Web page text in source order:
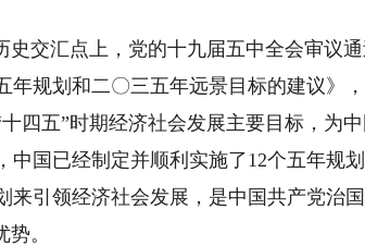
交汇点上，党的十九届五中全会审议通
年规划和二〇三五年远景目标的建议》
四五”时期经济社会发展主要目标，为
中国已经制定并顺利实施了12个五年规
来引领经济社会发展，是中国共产党治
。